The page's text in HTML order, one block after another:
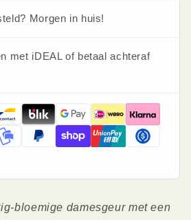
Morgen in huis!
met iDEAL of betaal achteraf
bloemige damesgeur met een